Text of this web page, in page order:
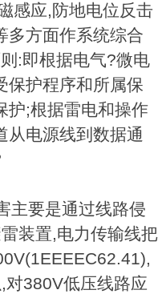
感应,防地电位反击
多方面作系统综合
:即根据电气?微电
保护程序和所属保
护;根据雷电和操作
从电源线到数据通
主要是通过线路侵
装置,电力传输线把
380V低压线路应